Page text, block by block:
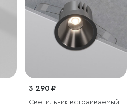
3 290 ₽
Светильник встраиваемый